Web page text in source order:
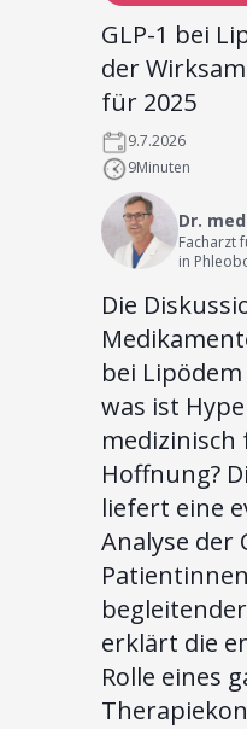
GLP-1 bei
der
für 2025
9.7.2026
9Minuten
Dr.
Facharzt
in
Die
bei
was ist
Hoffnung?
liefert eine
Analyse der
erklärt die
Rolle eines